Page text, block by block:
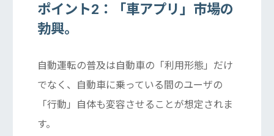
ポイント2：「車アプリ」市場の
勃興。
自動運転の普及は自動車の「利用形態」だけ
でなく、自動車に乗っている間のユーザの
「行動」自体も変容させることが想定されま
す。